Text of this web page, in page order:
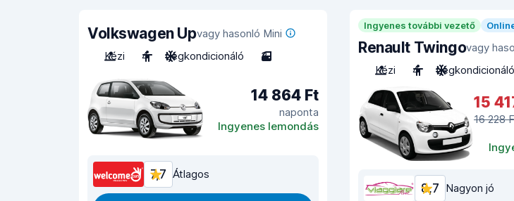
Volkswagen Upvagy hasonló Mini
Kézi
4 Légkondicionáló 3
14 864 Ft
naponta
Ingyenes lemondás
7,7 Átlagos
Ingyenes további vezető
Renault Twingovagy
Kézi
4 Légkondicionáló
15
16 228
8,7 Nagyon jó